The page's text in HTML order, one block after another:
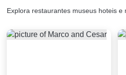
Explora restaurantes museus hoteis e